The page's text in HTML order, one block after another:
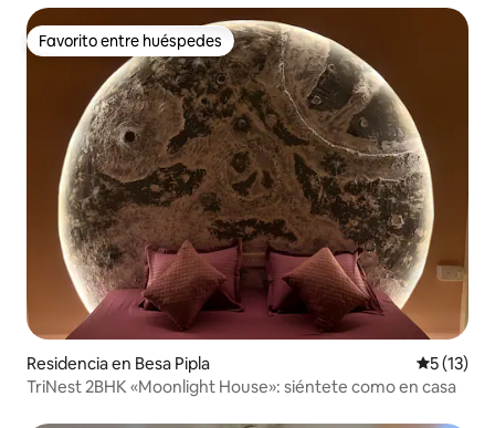
Favorito entre huéspedes
Favorito entre huéspedes
Residencia en Besa Pipla
5 (13)
TriNest 2BHK «Moonlight House»: siéntete como en casa